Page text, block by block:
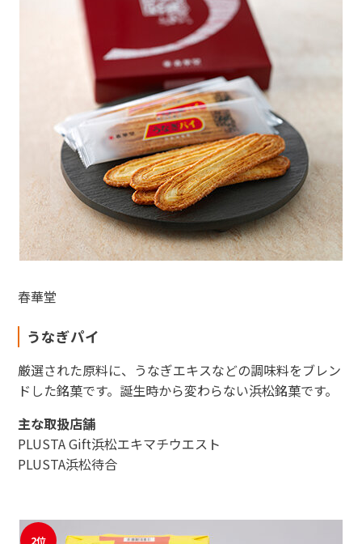
特産品や名産品たちを産地からみなさまのもとへお届けするサ
イトです。
JR東海MARKET
楽天市場
auPayマーケット
東海新幹線の駅店舗で駅弁が受取れる駅弁予約サイトです。
JR東海MARKET
春華堂
うなぎパイ
厳選された原料に、うなぎエキスなどの調味料をブレン
ドした銘菓です。誕生時から変わらない浜松銘菓です。
主な取扱店舗
PLUSTA Gift浜松エキマチウエスト
PLUSTA浜松待合
2位